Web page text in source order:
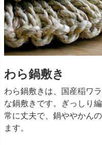
わら鍋敷き
わら鍋敷きは、国産稲ワ
な鍋敷きです。ぎっしり
常に丈夫で、鍋ややかん
ます。